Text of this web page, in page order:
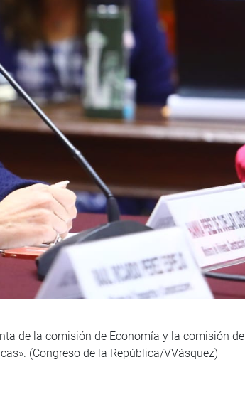
de la comisión de Economía y la comisión de
(Congreso de la República/VVásquez)